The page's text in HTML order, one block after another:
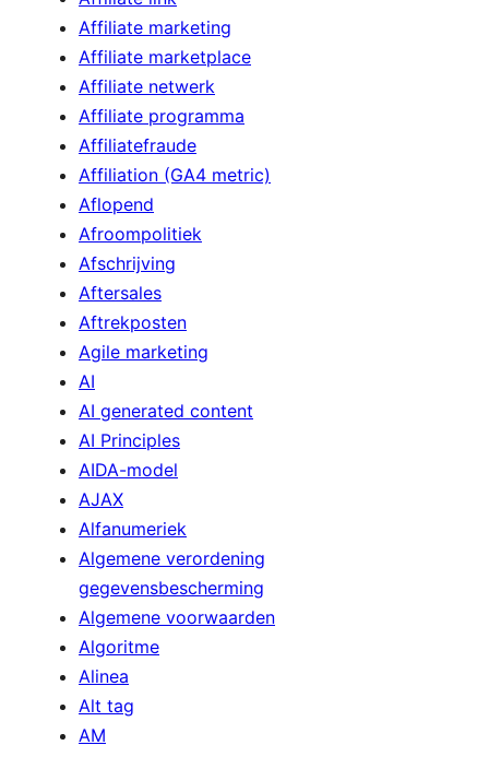
Affiliate marketing
Affiliate marketplace
Affiliate netwerk
Affiliate programma
Affiliatefraude
Affiliation (GA4 metric)
Aflopend
Afroompolitiek
Afschrijving
Aftersales
Aftrekposten
Agile marketing
AI
AI generated content
AI Principles
AIDA-model
AJAX
Alfanumeriek
Algemene verordening
gegevensbescherming
Algemene voorwaarden
Algoritme
Alinea
Alt tag
AM